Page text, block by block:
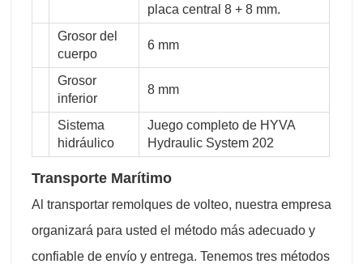
placa central 8 + 8 mm.
Grosor del
cuerpo
6 mm
Grosor
inferior
8 mm
Sistema
hidráulico
Juego completo de HYVA
Hydraulic System 202
Transporte Marítimo
Al transportar remolques de volteo, nuestra empresa
organizará para usted el método más adecuado y
confiable de envío y entrega. Tenemos tres métodos